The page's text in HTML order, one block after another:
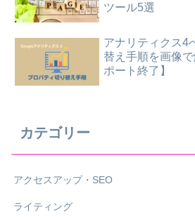
ツール5選
アナリティクス4
替え手順を画像
ポート終了】
カテゴリー
アクセスアップ・SEO
ライティング